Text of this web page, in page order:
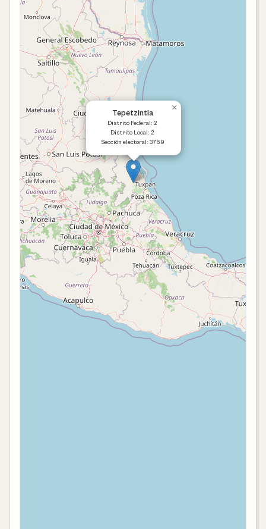
Tepetzintla
Distrito Federal: 2
Distrito Local: 2
Sección electoral: 3769
×